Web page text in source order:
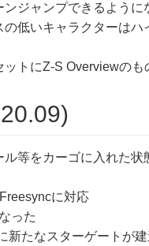
ジャンプできるように
低いキャラクターは
トにZ-S Overviewの
等をカーゴに入れた
に対応
った
新たなスターゲートが